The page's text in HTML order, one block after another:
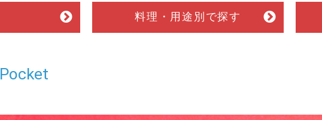
料理・用途別 で探す
Pocket